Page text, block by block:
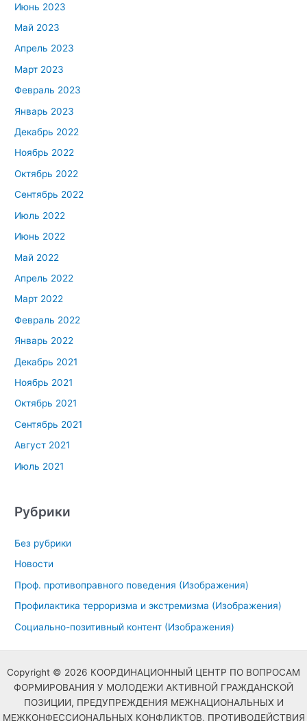
Июнь 2023
Май 2023
Апрель 2023
Март 2023
Февраль 2023
Январь 2023
Декабрь 2022
Ноябрь 2022
Октябрь 2022
Сентябрь 2022
Июль 2022
Июнь 2022
Май 2022
Апрель 2022
Март 2022
Февраль 2022
Январь 2022
Декабрь 2021
Ноябрь 2021
Октябрь 2021
Сентябрь 2021
Август 2021
Июль 2021
Рубрики
Без рубрики
Новости
Проф. противоправного поведения (Изображения)
Профилактика терроризма и экстремизма (Изображения)
Социально-позитивный контент (Изображения)
Copyright © 2026 КООРДИНАЦИОННЫЙ ЦЕНТР ПО ВОПРОСАМ
ФОРМИРОВАНИЯ У МОЛОДЕЖИ АКТИВНОЙ ГРАЖДАНСКОЙ
ПОЗИЦИИ, ПРЕДУПРЕЖДЕНИЯ МЕЖНАЦИОНАЛЬНЫХ И
МЕЖКОНФЕССИОНАЛЬНЫХ КОНФЛИКТОВ, ПРОТИВОДЕЙСТВИЯ